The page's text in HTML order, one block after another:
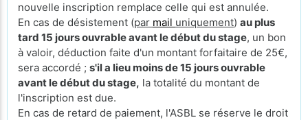
nouvelle inscription remplace celle qui est annulée.
En cas de désistement (par mail uniquement) au plus
tard 15 jours ouvrable avant le début du stage, un bon
à valoir, déduction faite d'un montant forfaitaire de 25€,
sera accordé ; s'il a lieu moins de 15 jours ouvrable
avant le début du stage, la totalité du montant de
l'inscription est due.
En cas de retard de paiement, l'ASBL se réserve le droit